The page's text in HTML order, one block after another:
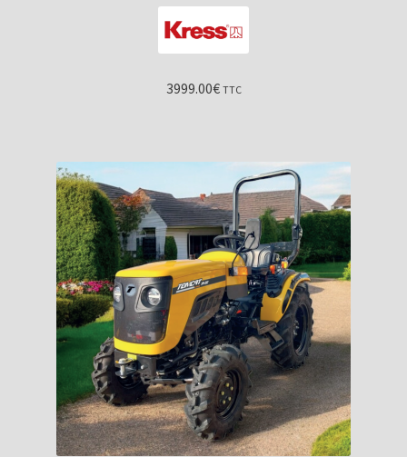
3999.00€ TTC